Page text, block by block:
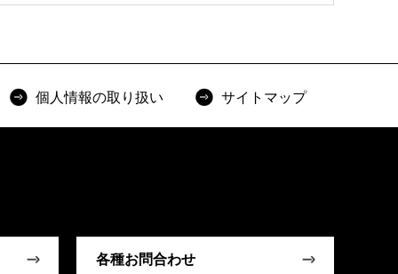
個人情報の取り扱い サイトマップ
各種お問合わせ